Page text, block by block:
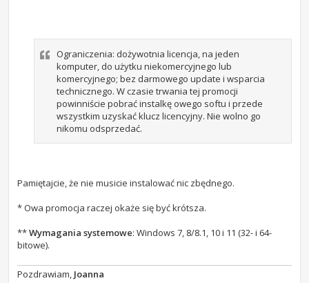
Ograniczenia: dożywotnia licencja, na jeden
komputer, do użytku niekomercyjnego lub
komercyjnego; bez darmowego update i wsparcia
technicznego. W czasie trwania tej promocji
powinniście pobrać instalkę owego softu i przede
wszystkim uzyskać klucz licencyjny. Nie wolno go
nikomu odsprzedać.
Pamiętajcie, że nie musicie instalować nic zbędnego.
* Owa promocja raczej okaże się być krótsza.
**Wymagania systemowe: Windows 7, 8/8.1, 10 i 11 (32- i 64-
bitowe).
Pozdrawiam, Joanna